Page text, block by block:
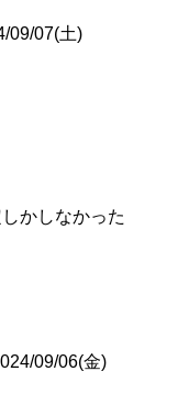
09/07(土)
かしなかった
09/06(金)